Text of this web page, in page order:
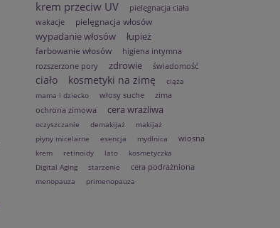
krem przeciw UV
pielęgnacja ciała
wakacje
pielęgnacja włosów
wypadanie włosów łupież
farbowanie włosów
higiena intymna
rozszerzone pory
zdrowie świadomość
ciało kosmetyki na zimę
ciąża
mama i dziecko
włosy suche
zima
ochrona zimowa
cera wrażliwa
oczyszczanie demakijaż
makijaż
płyny micelarne
esencja mydlnica wiosna
krem retinoidy lato
kosmetyczka
Digital Aging
starzenie cera podrażniona
menopauza primenopauza